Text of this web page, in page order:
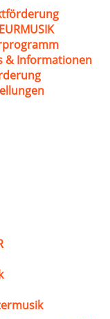
& Informationen